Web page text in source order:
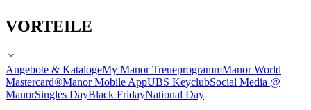
VORTEILE
Angebote & KatalogeMy Manor TreueprogrammManor World
Mastercard®Manor Mobile AppUBS KeyclubSocial Media @
ManorSingles DayBlack FridayNational Day